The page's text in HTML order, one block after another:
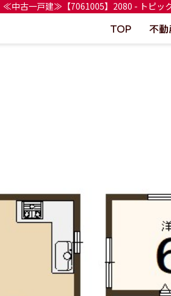
中古一戸建≫【7061005】2080 - トピッ
TOP 不